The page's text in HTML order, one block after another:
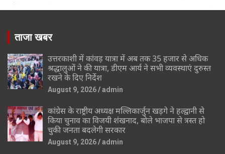
ताजा खबर
उत्तरकाशी में कांवड़ यात्रा में अब तक 35 हजार से अधिक
श्रद्धालुओं ने की यात्रा, डीएम आर्य ने सभी व्यवस्थाएं दुरुस्त
रखने के दिए निर्देश
August 9, 2026 admin
कांग्रेस के राष्ट्रीय अध्यक्ष मल्लिकार्जुन खड़गे ने हल्द्वानी से
किया चुनाव का विजयी शंखनाद, बोले भाजपा से त्रस्त हो
चुकी जनता बदलेगी सरकार
August 9, 2026 admin